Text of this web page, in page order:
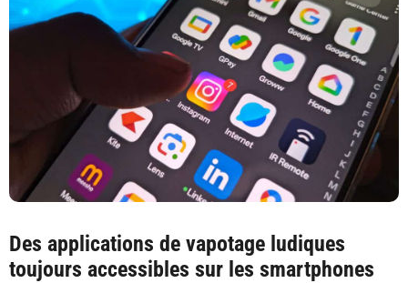
Des applications de vapotage ludiques
toujours accessibles sur les smartphones